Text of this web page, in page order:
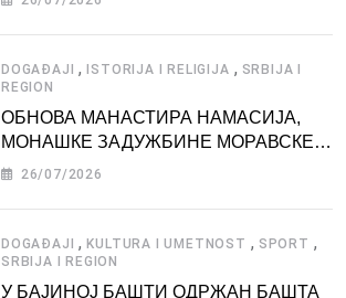
DOGAĐAJI , ISTORIJA I RELIGIJA , SRBIJA I
REGION
ОБНОВА МАНАСТИРА НАМАСИЈА,
МОНАШКЕ ЗАДУЖБИНЕ МОРАВСКЕ
СРБИЈЕ
26/07/2026
DOGAĐAJI ,KULTURA I UMETNOST , SPORT ,
SRBIJA I REGION
У БАЈИНОЈ БАШТИ ОДРЖАН БАШТА